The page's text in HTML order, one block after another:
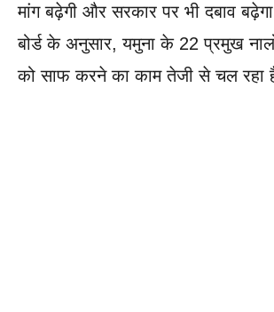
मांग बढ़ेगी और सरकार पर भी दबाव
बोर्ड के अनुसार, यमुना के 22 प्रमुख
को साफ करने का काम तेजी से चल रहा